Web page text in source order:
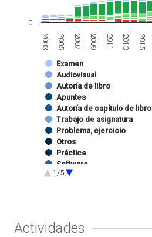
Examen
Audiovisual
Autoría de libro
Apuntes
Autoría de capítulo de libro
Trabajo de asignatura
Problema, ejercicio
Otros
Práctica
Software
Ejercicio de prácticas
Autoría de capítulo de
1/5
2003 2005 2007 2009 2011 2013 2015
0
Actividades